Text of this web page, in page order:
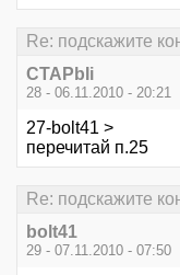
Re: подскажите
CTAPbIi
28 - 06.11.2010 - 20:21
27-bolt41 >
перечитай п.25
Re: подскажите
bolt41
29 - 07.11.2010 - 07:50